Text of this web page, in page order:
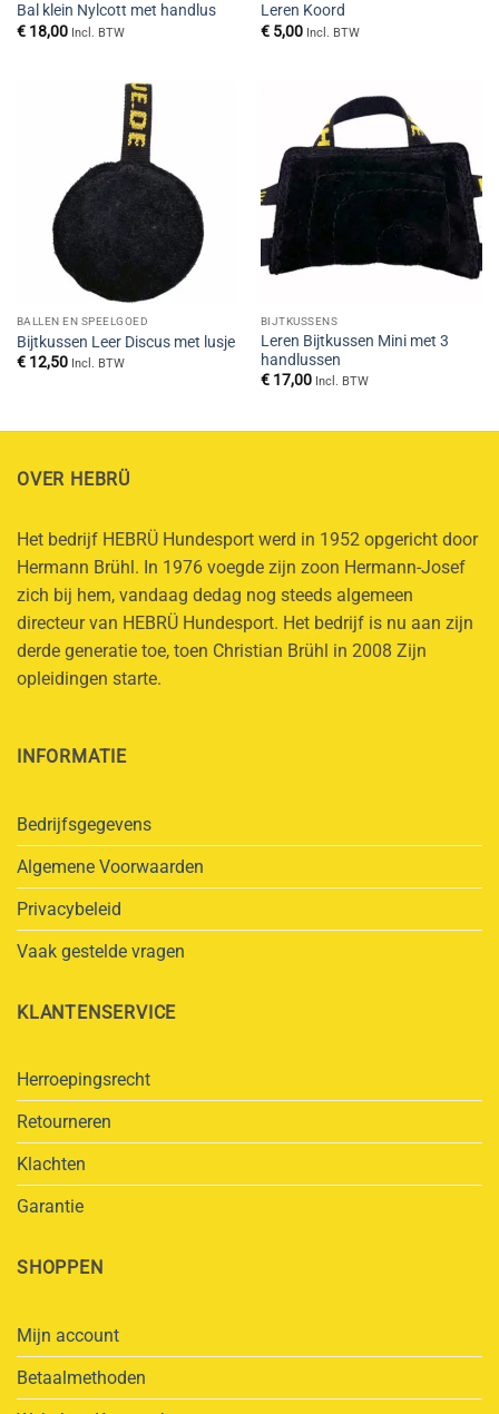
Bal klein Nylcott met handlus
€18,00 Incl. BTW
Leren Koord
€5,00 Incl. BTW
BALLEN EN SPEELGOED
Bijtkussen Leer Discus met lusje
€12,50 Incl. BTW
BIJTKUSSENS
Leren Bijtkussen Mini met 3
handlussen
€17,00 Incl. BTW
OVER HEBRÜ
Het bedrijf HEBRÜ Hundesport werd in 1952 opgericht door
Hermann Brühl. In 1976 voegde zijn zoon Hermann-Josef
zich bij hem, vandaag dedag nog steeds algemeen
directeur van HEBRÜ Hundesport. Het bedrijf is nu aan zijn
derde generatie toe, toen Christian Brühl in 2008 Zijn
opleidingen starte.
INFORMATIE
Bedrijfsgegevens
Algemene Voorwaarden
Privacybeleid
Vaak gestelde vragen
KLANTENSERVICE
Herroepingsrecht
Retourneren
Klachten
Garantie
SHOPPEN
Mijn account
Betaalmethoden